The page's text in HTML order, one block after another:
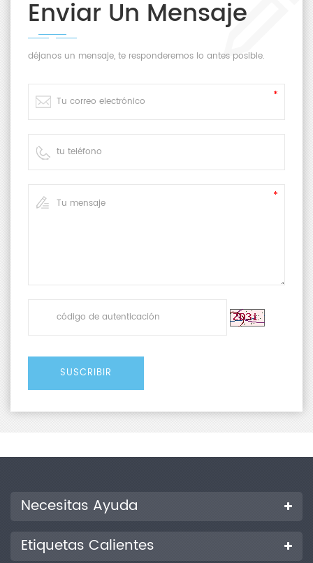
Enviar Un Mensaje
déjanos un mensaje, te responderemos lo antes posible.
Necesitas Ayuda
Etiquetas Calientes